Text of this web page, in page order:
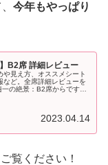
今年もやっぱり
B2席 詳細レビュー
見え方、オススメシート
など。全席詳細レビューを
の絶景：B2席からです！
2023.04.14
覧ください！